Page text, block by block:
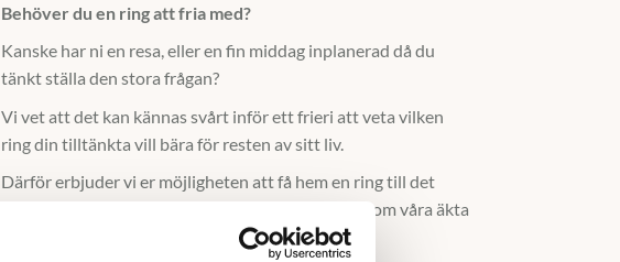
Behöver du en ring att fria med?
Kanske har ni en resa, eller en fin middag inplanerad då du
tänkt ställa den stora frågan?
Vi vet att det kan kännas svårt inför ett frieri att veta vilken
ring din tilltänkta vill bära för resten av sitt liv.
Därför erbjuder vi er möjligheten att få hem en ring till det
stora ögonblicket. Den levereras i en likadan ask som våra äkta
ringar och tiden du får ha ringen är längre.